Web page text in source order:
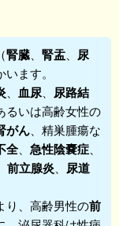
腎臓 腎盂
尿
ます。
血尿
尿路結
るいは高齢女性の
がん 、精巣腫瘍な
全、 急性陰嚢症
前立腺炎
尿道
り、高齢男性の前